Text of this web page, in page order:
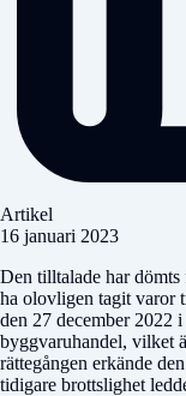
Artikel
16 januari 2023
Den tilltalade har
ha olovligen tagit varor
den 27 december 2022
byggvaruhandel, vilket
rättegången erkände
tidigare brottslighet